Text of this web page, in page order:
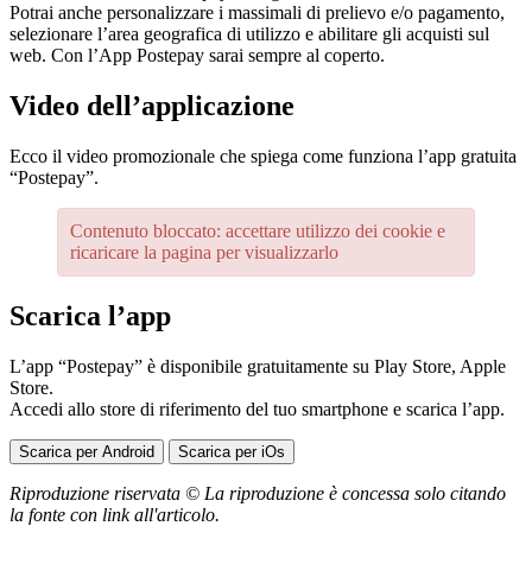
Potrai anche personalizzare i massimali di prelievo e/o pagamento,
selezionare l’area geografica di utilizzo e abilitare gli acquisti sul
web. Con l’App Postepay sarai sempre al coperto.
Video dell’applicazione
Ecco il video promozionale che spiega come funziona l’app gratuita
“Postepay”.
Contenuto bloccato: accettare utilizzo dei cookie e
ricaricare la pagina per visualizzarlo
Scarica l’app
L’app “Postepay” è disponibile gratuitamente su Play Store, Apple
Store.
Accedi allo store di riferimento del tuo smartphone e scarica l’app.
Scarica per Android Scarica per iOs
Riproduzione riservata © La riproduzione è concessa solo citando
la fonte con link all'articolo.